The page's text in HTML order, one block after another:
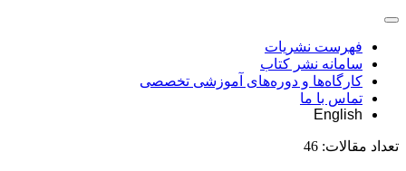
فهرست نشریات
سامانه نشر کتاب
کارگاه‌ها و دوره‌های آموزشی تخصصی
تماس با ما
English
تعداد مقالات: 46